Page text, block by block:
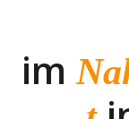
im